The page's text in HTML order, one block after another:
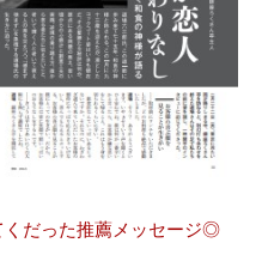
くだった推薦メッセージ◎